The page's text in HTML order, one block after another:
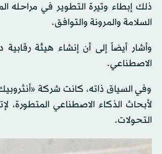
ذلك إبطاء وتيرة التطوير في مراحله
السلامة والمرونة والتوافق.
وأشار أيضاً إلى أن إنشاء هيئة
الاصطناعي.
وفي السياق ذاته، كانت شركة
لأبحاث الذكاء الاصطناعي المتطورة،
التحولات.